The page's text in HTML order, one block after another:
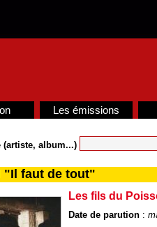
Les émissions
(artiste, album...)
"Il faut de tout"
Les fils du
Date de parution: